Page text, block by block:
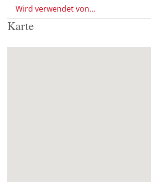
Wird verwendet von...
Karte